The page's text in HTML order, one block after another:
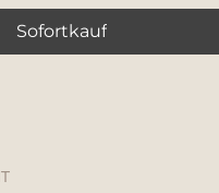
Sofortkauf
30°C, wir empfehlen dein